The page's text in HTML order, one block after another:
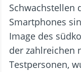
Schwachstellen
Smartphones
Image des
der zahlreichen
Testpersonen,